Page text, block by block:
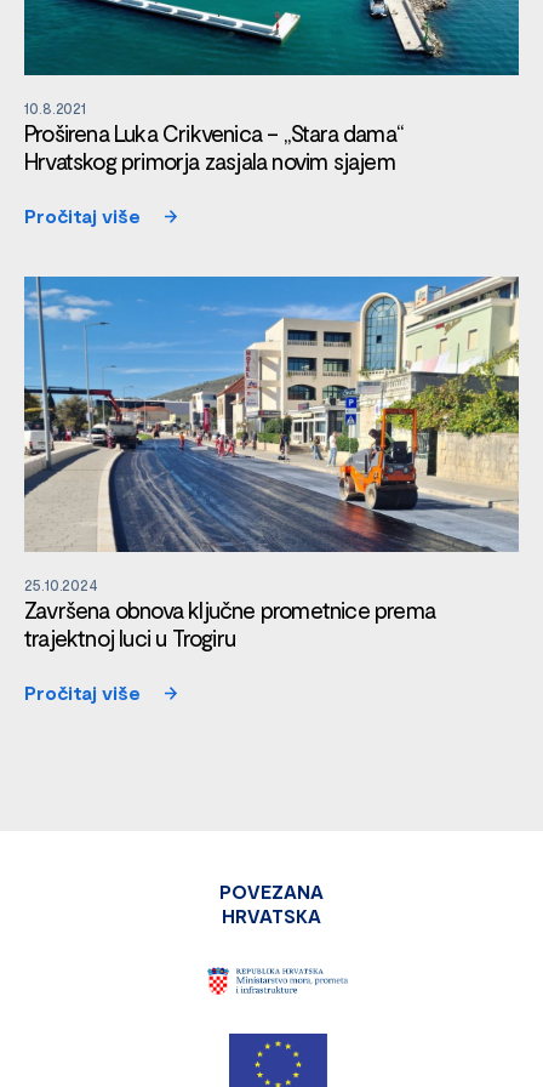
10.8.2021
Proširena Luka Crikvenica – „Stara dama“
Hrvatskog primorja zasjala novim sjajem
Pročitaj više
25.10.2024
Završena obnova ključne prometnice prema
trajektnoj luci u Trogiru
Pročitaj više
POVEZANA
HRVATSKA